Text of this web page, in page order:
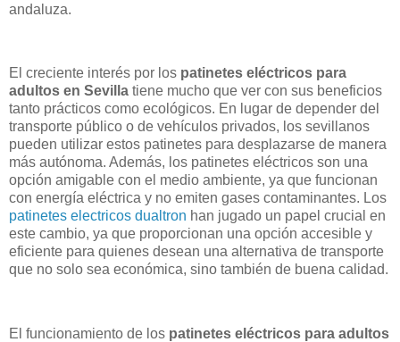
andaluza.
El creciente interés por los patinetes eléctricos para
adultos en Sevilla tiene mucho que ver con sus beneficios
tanto prácticos como ecológicos. En lugar de depender del
transporte público o de vehículos privados, los sevillanos
pueden utilizar estos patinetes para desplazarse de manera
más autónoma. Además, los patinetes eléctricos son una
opción amigable con el medio ambiente, ya que funcionan
con energía eléctrica y no emiten gases contaminantes. Los
patinetes electricos dualtron han jugado un papel crucial en
este cambio, ya que proporcionan una opción accesible y
eficiente para quienes desean una alternativa de transporte
que no solo sea económica, sino también de buena calidad.
El funcionamiento de los patinetes eléctricos para adultos